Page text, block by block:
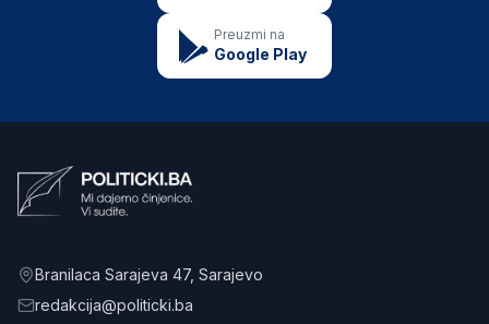
Preuzmi na
Google Play
Branilaca Sarajeva 47, Sarajevo
redakcija@politicki.ba